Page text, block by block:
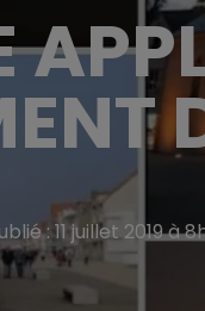
: 11 juillet 2019 à